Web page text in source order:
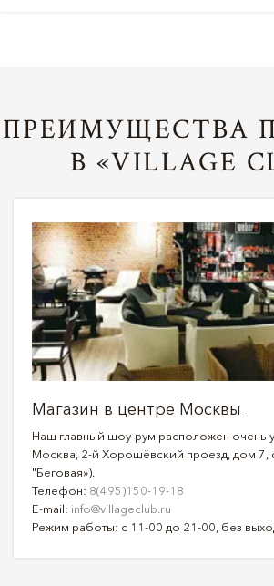
ПРЕИМУЩЕСТВА
В «VILLAGE
Магазин в центре Москвы
Наш главный шоу-рум расположен очень
Москва, 2-й Хорошёвский проезд, дом 7,
"Беговая»).
Телефон: 8(495)150-19-18
E-mail: info@villageclub.ru
Режим работы: с 11-00 до 21-00, без